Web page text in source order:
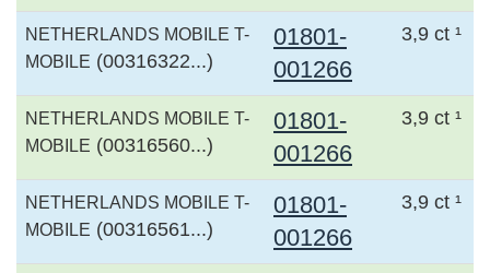
NETHERLANDS MOBILE T-
MOBILE (00316322...)
01801-
001266
3,9 ct ¹
NETHERLANDS MOBILE T-
MOBILE (00316560...)
01801-
001266
3,9 ct ¹
NETHERLANDS MOBILE T-
MOBILE (00316561...)
01801-
001266
3,9 ct ¹